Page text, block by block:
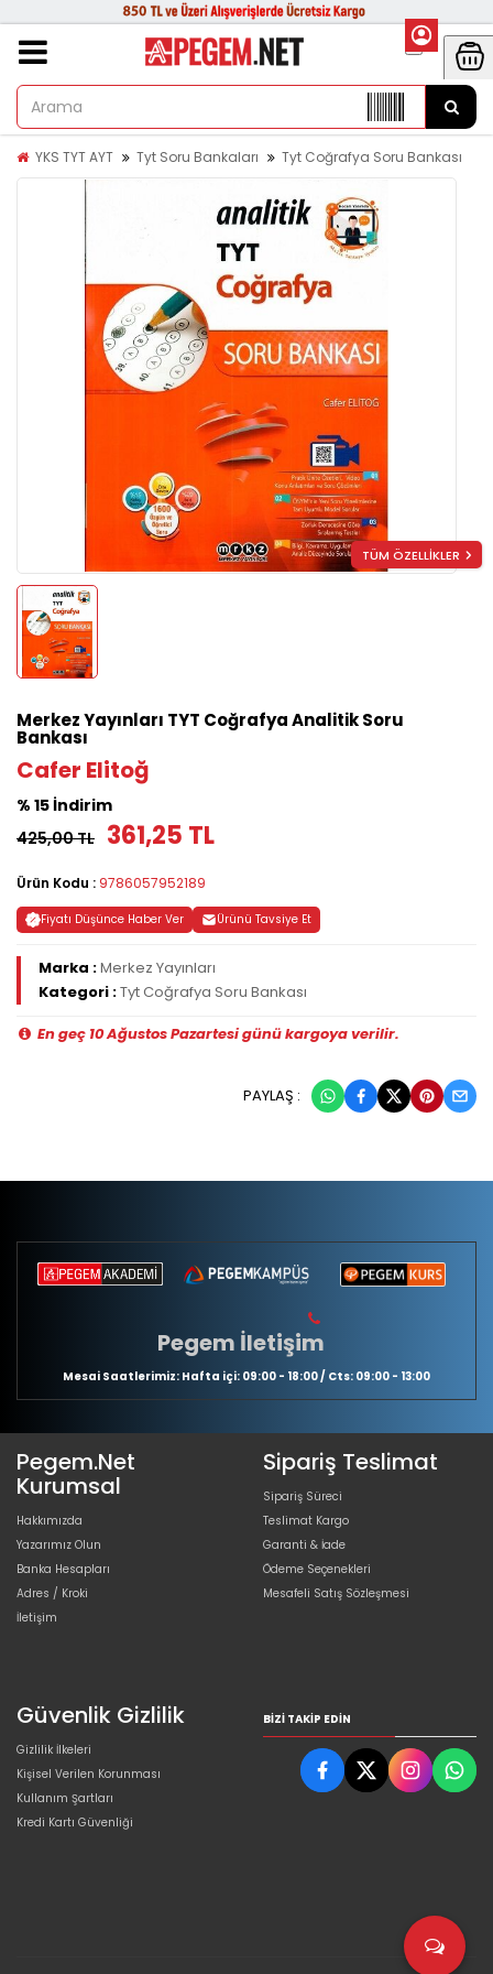
YKS TYT AYT Tyt Soru Bankaları Tyt Coğrafya Soru Bankası
TÜM ÖZELLİKLER
Merkez Yayınları TYT Coğrafya Analitik Soru
Bankası
Cafer Elitoğ
% 15 İndirim
425,00 TL 361,25 TL
Ürün Kodu : 9786057952189
Fiyatı Düşünce Haber Ver Ürünü Tavsiye Et
Marka :Merkez Yayınları
Kategori :Tyt Coğrafya Soru Bankası
En geç 10 Ağustos Pazartesi günü kargoya verilir.
PAYLAŞ :
Pegem İletişim
Mesai Saatlerimiz: Hafta içi: 09:00 - 18:00 / Cts: 09:00 - 13:00
Pegem.Net
Kurumsal
Hakkımızda
Yazarımız Olun
Banka Hesapları
Adres / Kroki
İletişim
Sipariş Teslimat
Sipariş Süreci
Teslimat Kargo
Garanti & İade
Ödeme Seçenekleri
Mesafeli Satış Sözleşmesi
Güvenlik Gizlilik
Gizlilik İlkeleri
Kişisel Verilen Korunması
Kullanım Şartları
Kredi Kartı Güvenliği
BIZI TAKIP EDIN